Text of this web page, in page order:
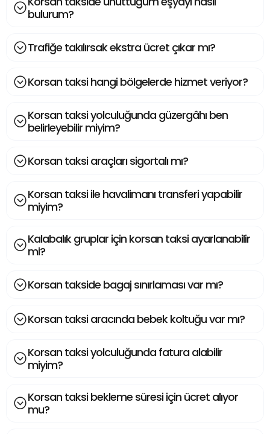
bulurum?
Trafiğe takılırsak ekstra ücret çıkar mı?
Korsan taksi hangi bölgelerde hizmet veriyor?
Korsan taksi yolculuğunda güzergâhı ben
belirleyebilir miyim?
Korsan taksi araçları sigortalı mı?
Korsan taksi ile havalimanı transferi yapabilir
miyim?
Kalabalık gruplar için korsan taksi ayarlanabilir
mi?
Korsan takside bagaj sınırlaması var mı?
Korsan taksi aracında bebek koltuğu var mı?
Korsan taksi yolculuğunda fatura alabilir
miyim?
Korsan taksi bekleme süresi için ücret alıyor
mu?